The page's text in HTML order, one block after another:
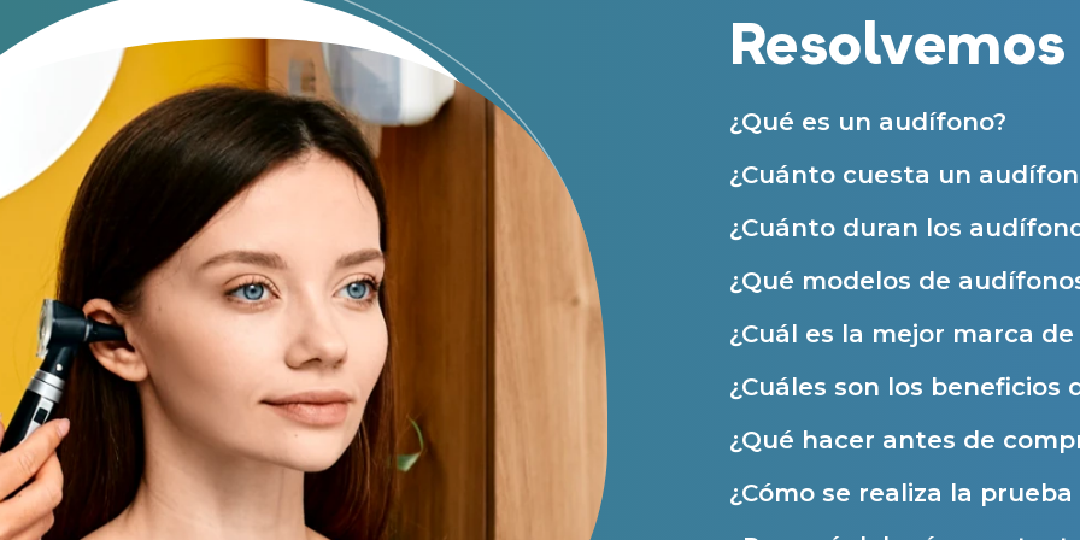
¿Qué es un audífono?
¿Cuánto cuesta un
¿Cuánto duran los
¿Qué modelos de
¿Cuál es la mejor marca
¿Cuáles son los beneficios
¿Qué hacer antes de
¿Cómo se realiza la
Servicios
Prueba auditiva
Prueba de audífonos
Financiación de audífonos
Reparación de audífonos
Asistencia audiológica a domicilio
Seguro para audífonos
Ayudas y subvenciones
Ayuda Miaudífono hasta 200€*
nuestras
Acepto la cesión de estos datos
solicitados, según se detalla en
Al hacer click en «Contáctanos»